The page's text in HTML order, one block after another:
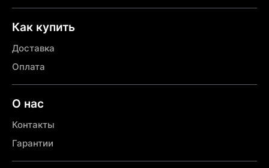
Как купить
Доставка
Оплата
О нас
Контакты
Гарантии